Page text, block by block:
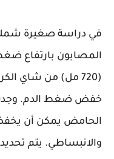
المصابون بارتفاع
(720 مل) من شاي
خفض ضغط الدم.
الحامض يمكن أن
والانبساطي. يتم